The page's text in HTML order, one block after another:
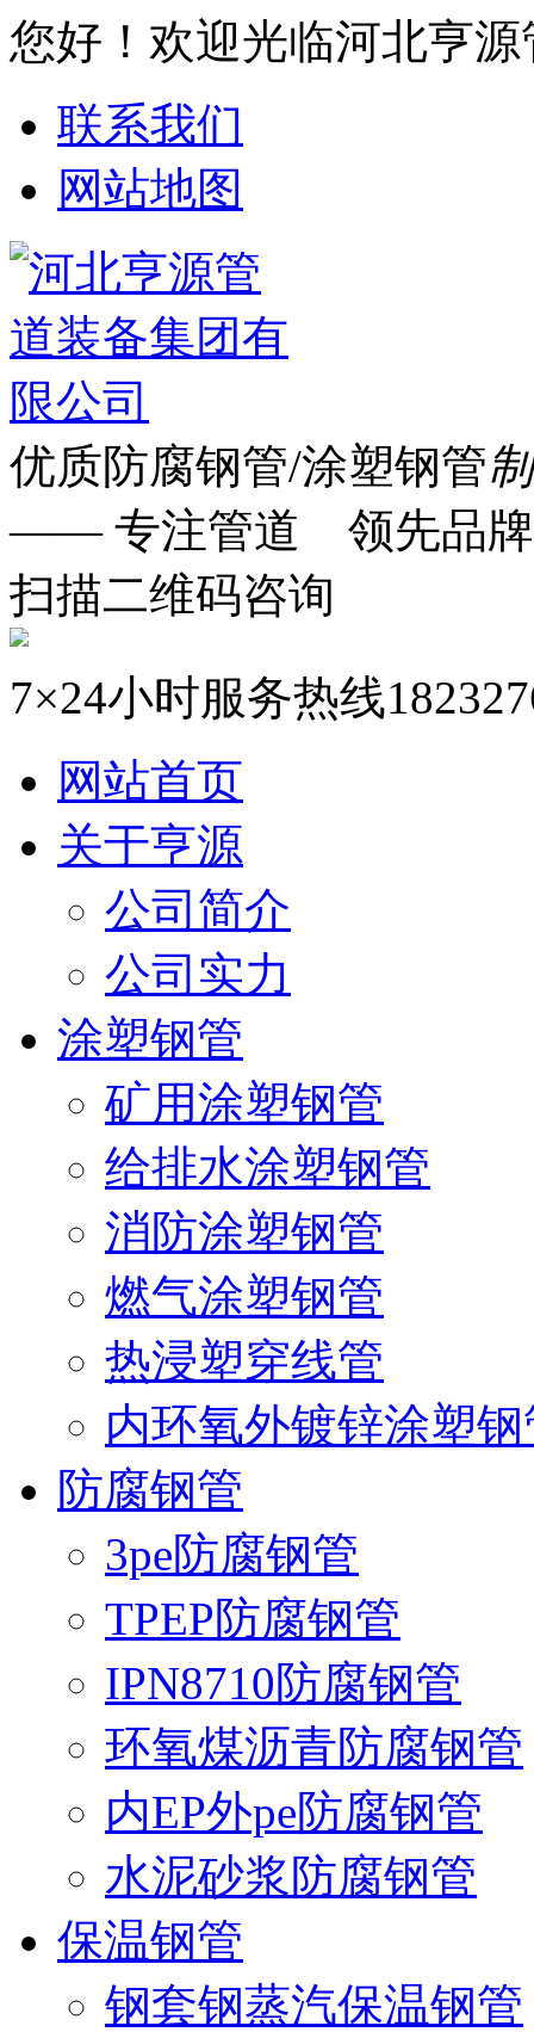
您好！欢迎光临河北亨
联系我们
网站地图
优质防腐钢管/涂塑钢管
—— 专注管道 领先品
扫描二维码咨询
7×24小时服务热线
网站首页
关于亨源
公司简介
公司实力
涂塑钢管
矿用涂塑钢管
给排水涂塑钢管
消防涂塑钢管
燃气涂塑钢管
热浸塑穿线管
内环氧外镀锌涂塑钢
防腐钢管
3pe防腐钢管
TPEP防腐钢管
IPN8710防腐钢管
环氧煤沥青防腐钢管
内EP外pe防腐钢管
水泥砂浆防腐钢管
保温钢管
钢套钢蒸汽保温钢管